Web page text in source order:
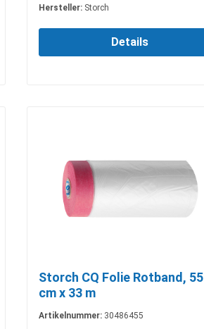
Hersteller: Storch
Details
Storch CQ Folie Rotband, 55
cm x 33 m
Artikelnummer: 30486455